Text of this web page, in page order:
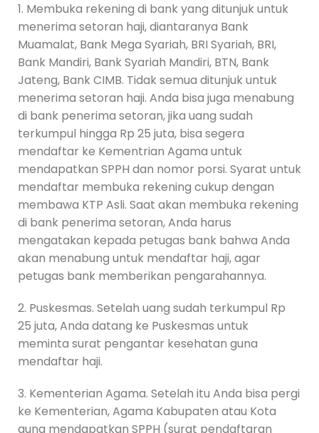
1. Membuka rekening di bank yang ditunjuk untuk
menerima setoran haji, diantaranya Bank
Muamalat, Bank Mega Syariah, BRI Syariah, BRI,
Bank Mandiri, Bank Syariah Mandiri, BTN, Bank
Jateng, Bank CIMB. Tidak semua ditunjuk untuk
menerima setoran haji. Anda bisa juga menabung
di bank penerima setoran, jika uang sudah
terkumpul hingga Rp 25 juta, bisa segera
mendaftar ke Kementrian Agama untuk
mendapatkan SPPH dan nomor porsi. Syarat untuk
mendaftar membuka rekening cukup dengan
membawa KTP Asli. Saat akan membuka rekening
di bank penerima setoran, Anda harus
mengatakan kepada petugas bank bahwa Anda
akan menabung untuk mendaftar haji, agar
petugas bank memberikan pengarahannya.
2. Puskesmas. Setelah uang sudah terkumpul Rp
25 juta, Anda datang ke Puskesmas untuk
meminta surat pengantar kesehatan guna
mendaftar haji.
3. Kementerian Agama. Setelah itu Anda bisa pergi
ke Kementerian, Agama Kabupaten atau Kota
guna mendapatkan SPPH (surat pendaftaran